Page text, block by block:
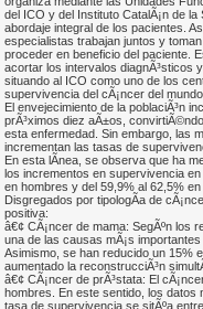
del ICO y del Instituto CatalÃ¡n de
abordaje integral de los pacientes.
especialistas trabajan juntos y
proceder en beneficio del paciente.
acortar los intervalos diagnÃ³sticos
situando al ICO como uno de los
supervivencia del cÃ¡ncer del
El envejecimiento de la poblaciÃ³n
prÃ³ximos diez aÃ±os,
esta enfermedad. Sin embargo, las
incrementan las tasas de
En esta lÃ­nea, se observa que ha
los incrementos en supervivencia
en hombres y del 59,9% al 62,5% en
Disgregados por tipologÃ­a de
positiva:
â€¢ CÃ¡ncer de mama: SegÃºn los
una de las causas mÃ¡s
Asimismo, se han reducido un 15%
aumentado la reconstrucciÃ³n
â€¢ CÃ¡ncer de prÃ³stata: El
hombres. En este sentido, los datos
tasa de supervivencia se sitÃºa